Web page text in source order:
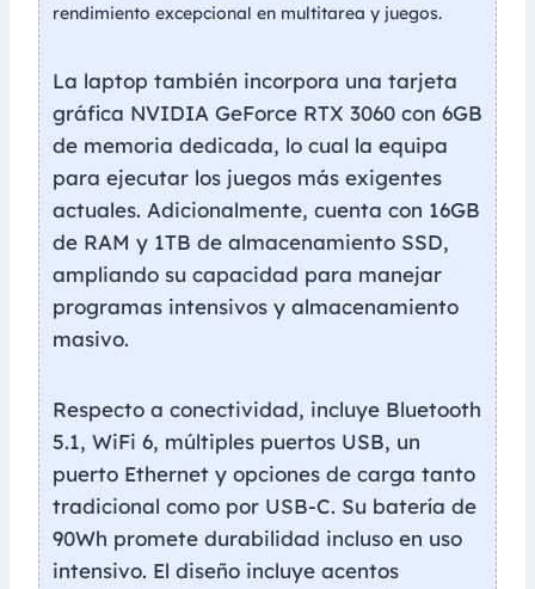
rendimiento excepcional en multitarea y juegos.
La laptop también incorpora una tarjeta
gráfica NVIDIA GeForce RTX 3060 con 6GB
de memoria dedicada, lo cual la equipa
para ejecutar los juegos más exigentes
actuales. Adicionalmente, cuenta con 16GB
de RAM y 1TB de almacenamiento SSD,
ampliando su capacidad para manejar
programas intensivos y almacenamiento
masivo.
Respecto a conectividad, incluye Bluetooth
5.1, WiFi 6, múltiples puertos USB, un
puerto Ethernet y opciones de carga tanto
tradicional como por USB-C. Su batería de
90Wh promete durabilidad incluso en uso
intensivo. El diseño incluye acentos